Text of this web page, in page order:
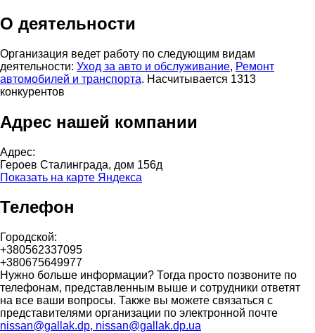
О деятельности
Организация ведет работу по следующим видам
деятельности: Уход за авто и обслуживание, Ремонт
автомобилей и транспорта. Насчитывается 1313
конкурентов
Адрес нашей компании
Адрес:
Героев Сталинграда, дом 156д
Показать на карте Яндекса
Телефон
Городской:
+380562337095
+380675649977
Нужно больше информации? Тогда просто позвоните по
телефонам, представленным выше и сотрудники ответят
на все ваши вопросы. Также вы можете связаться с
представителями организации по электронной почте
nissan@gallak.dp, nissan@gallak.dp.ua